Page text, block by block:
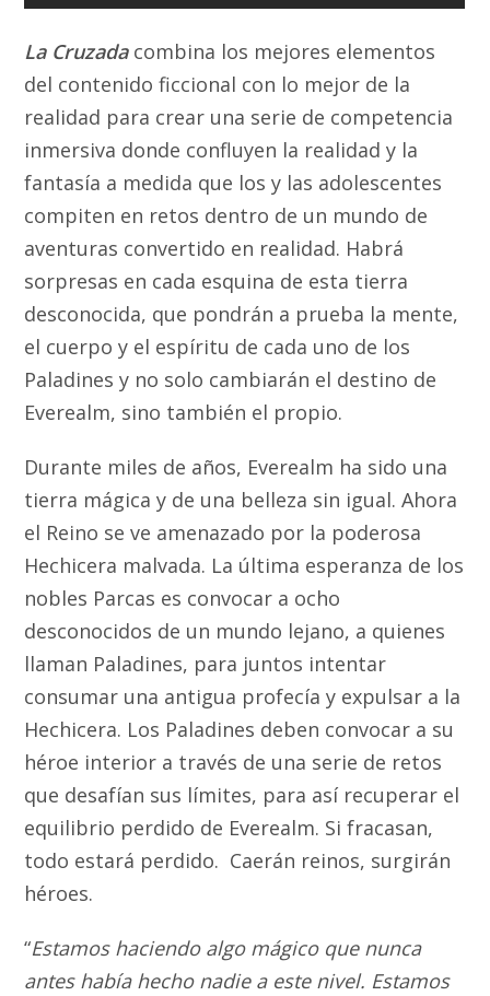
La Cruzada combina los mejores elementos
del contenido ficcional con lo mejor de la
realidad para crear una serie de competencia
inmersiva donde confluyen la realidad y la
fantasía a medida que los y las adolescentes
compiten en retos dentro de un mundo de
aventuras convertido en realidad. Habrá
sorpresas en cada esquina de esta tierra
desconocida, que pondrán a prueba la mente,
el cuerpo y el espíritu de cada uno de los
Paladines y no solo cambiarán el destino de
Everealm, sino también el propio.
Durante miles de años, Everealm ha sido una
tierra mágica y de una belleza sin igual. Ahora
el Reino se ve amenazado por la poderosa
Hechicera malvada. La última esperanza de los
nobles Parcas es convocar a ocho
desconocidos de un mundo lejano, a quienes
llaman Paladines, para juntos intentar
consumar una antigua profecía y expulsar a la
Hechicera. Los Paladines deben convocar a su
héroe interior a través de una serie de retos
que desafían sus límites, para así recuperar el
equilibrio perdido de Everealm. Si fracasan,
todo estará perdido. Caerán reinos, surgirán
héroes.
“Estamos haciendo algo mágico que nunca
antes había hecho nadie a este nivel. Estamos